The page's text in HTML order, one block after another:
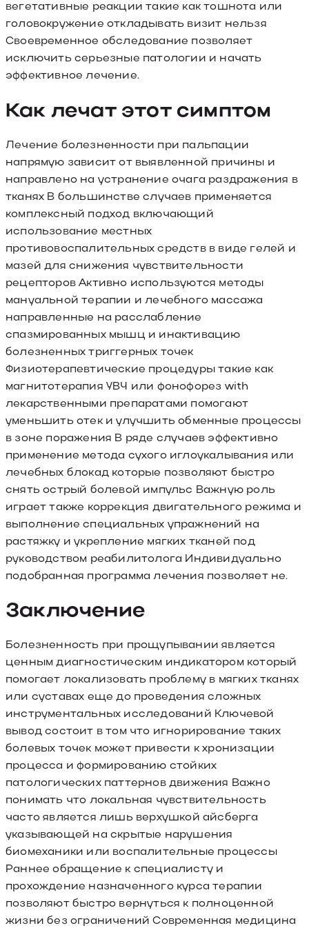
вегетативные реакции такие как тошнота или
головокружение откладывать визит нельзя
Своевременное обследование позволяет
исключить серьезные патологии и начать
эффективное лечение.
Как лечат этот симптом
Лечение болезненности при пальпации
напрямую зависит от выявленной причины и
направлено на устранение очага раздражения в
тканях В большинстве случаев применяется
комплексный подход включающий
использование местных
противовоспалительных средств в виде гелей и
мазей для снижения чувствительности
рецепторов Активно используются методы
мануальной терапии и лечебного массажа
направленные на расслабление
спазмированных мышц и инактивацию
болезненных триггерных точек
Физиотерапевтические процедуры такие как
магнитотерапия УВЧ или фонофорез with
лекарственными препаратами помогают
уменьшить отек и улучшить обменные процессы
в зоне поражения В ряде случаев эффективно
применение метода сухого иглоукалывания или
лечебных блокад которые позволяют быстро
снять острый болевой импульс Важную роль
играет также коррекция двигательного режима и
выполнение специальных упражнений на
растяжку и укрепление мягких тканей под
руководством реабилитолога Индивидуально
подобранная программа лечения позволяет не.
Заключение
Болезненность при прощупывании является
ценным диагностическим индикатором который
помогает локализовать проблему в мягких тканях
или суставах еще до проведения сложных
инструментальных исследований Ключевой
вывод состоит в том что игнорирование таких
болевых точек может привести к хронизации
процесса и формированию стойких
патологических паттернов движения Важно
понимать что локальная чувствительность
часто является лишь верхушкой айсберга
указывающей на скрытые нарушения
биомеханики или воспалительные процессы
Раннее обращение к специалисту и
прохождение назначенного курса терапии
позволяют быстро вернуться к полноценной
жизни без ограничений Современная медицина